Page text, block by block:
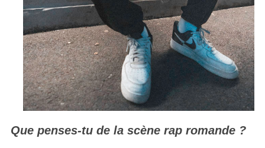
Que penses-tu de la scène rap romande ?